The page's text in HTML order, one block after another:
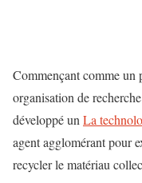
Commençant comme un
organisation de
développé unLa
agent agglomérant pour
recycler le matériau